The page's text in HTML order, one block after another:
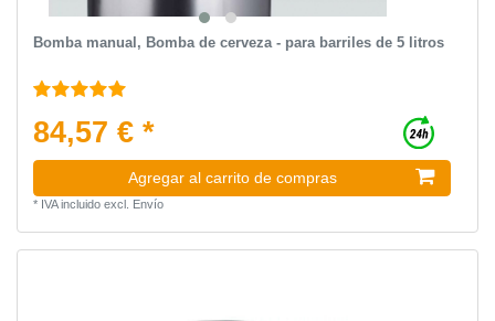
Bomba manual, Bomba de cerveza - para barriles de 5 litros
84,57 € *
Agregar al carrito de compras
* IVA incluidoexcl. Envío